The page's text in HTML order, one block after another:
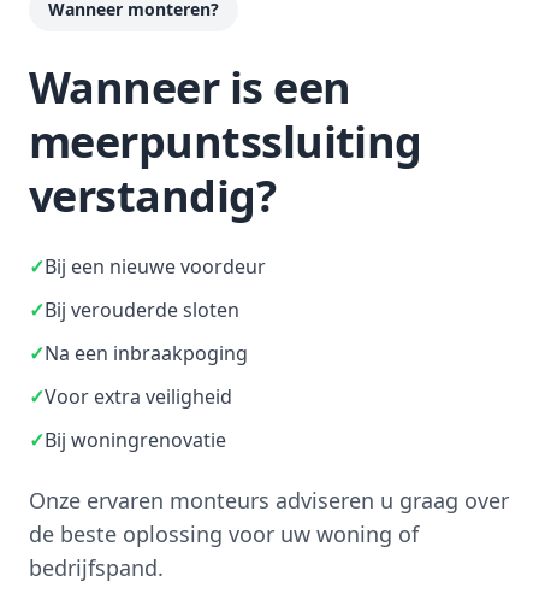
Wanneer monteren?
Wanneer is een
meerpuntssluiting
verstandig?
✓Bij een nieuwe voordeur
✓Bij verouderde sloten
✓Na een inbraakpoging
✓Voor extra veiligheid
✓Bij woningrenovatie
Onze ervaren monteurs adviseren u graag over
de beste oplossing voor uw woning of
bedrijfspand.